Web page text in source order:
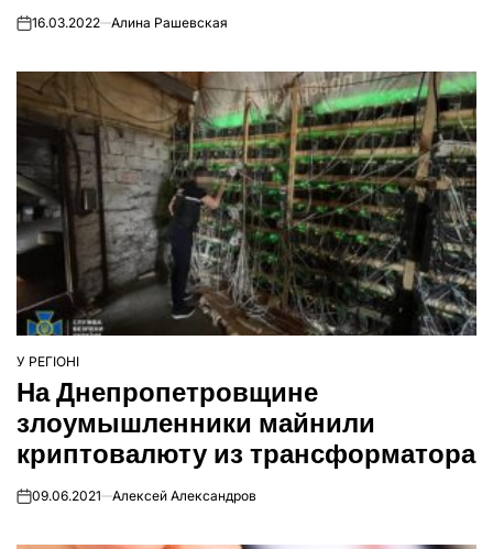
on16.03.2022 Алина Рашевская
ОПУБЛІКУВАТИ
У
У РЕГІОНІ
На Днепропетровщине
злоумышленники майнили
криптовалюту из трансформатора
on09.06.2021 Алексей Александров